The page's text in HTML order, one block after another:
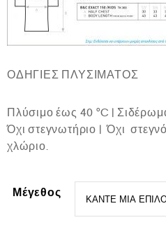
ΟΔΗΓΙΕΣ ΠΛΥΣΙΜΑΤΟΣ
Πλύσιμο έως 40 °C |
Όχι στεγνωτήριο | Όχι
χλώριο.
Μέγεθος